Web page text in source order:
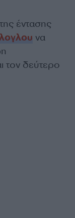
έντασης
να
τον δεύτερο